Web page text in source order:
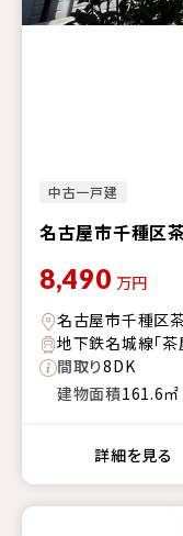
中古一戸建
名古屋市千種区
8,490 万円
名古屋市千種区
地下鉄名城線「
間取り8DK
建物面積161.6㎡
詳細を見る